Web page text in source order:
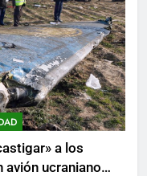
a los
avión ucraniano